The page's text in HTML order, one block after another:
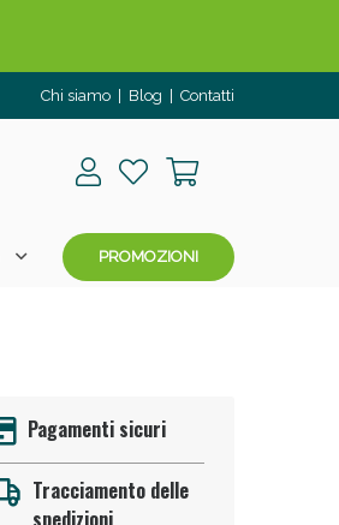
Chi siamo Blog Contatti
PROMOZIONI
Pagamenti sicuri
Tracciamento delle